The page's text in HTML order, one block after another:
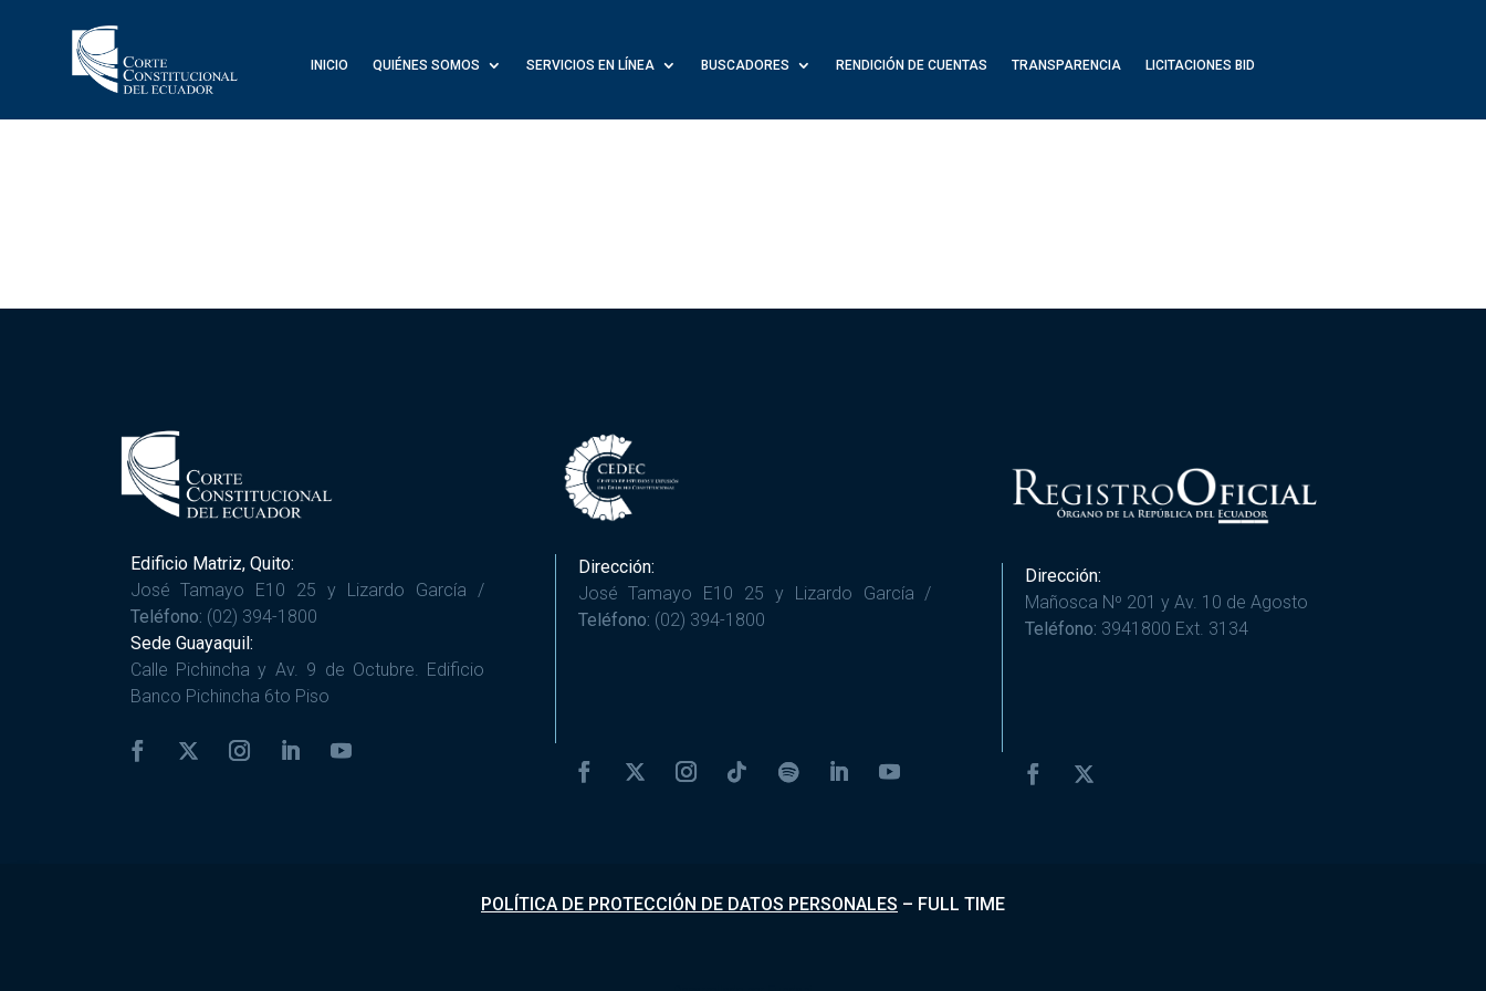
INICIO QUIÉNES SOMOS SERVICIOS EN LÍNEA BUSCADORES RENDICIÓN DE CUENTAS TRANSPARENCIA LICITACIONES BID
Edificio Matriz, Quito:
José Tamayo E10 25 y Lizardo García /
Teléfono: (02) 394-1800
Sede Guayaquil:
Calle Pichincha y Av. 9 de Octubre. Edificio
Banco Pichincha 6to Piso
Dirección:
José Tamayo E10 25 y Lizardo García /
Teléfono: (02) 394-1800
Dirección:
Mañosca Nº 201 y Av. 10 de Agosto
Teléfono: 3941800 Ext. 3134
POLÍTICA DE PROTECCIÓN DE DATOS PERSONALES – FULL TIME